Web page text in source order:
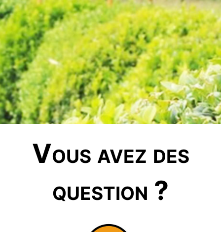
Vous avez des
question ?